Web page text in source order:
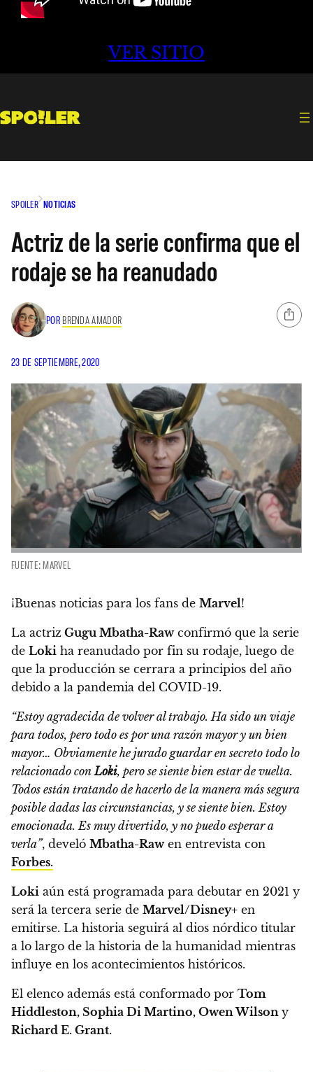
VER SITIO
SPOILER NOTICIAS
Actriz de la serie confirma que el
rodaje se ha reanudado
POR BRENDA AMADOR
23 DE SEPTIEMBRE, 2020
FUENTE: MARVEL
¡Buenas noticias para los fans de Marvel!
La actriz Gugu Mbatha-Rawconfirmó que la serie
de Loki ha reanudado por fin su rodaje, luego de
que la producción se cerrara a principios del año
debido a la pandemia del COVID-19.
“Estoy agradecida de volver al trabajo. Ha sido un viaje
para todos, pero todo es por una razón mayor y un bien
mayor… Obviamente he jurado guardar en secreto todo lo
relacionado con Loki, pero se siente bien estar de vuelta.
Todos están tratando de hacerlo de la manera más segura
posible dadas las circunstancias, y se siente bien. Estoy
emocionada. Es muy divertido, y no puedo esperar a
verla”, develó Mbatha-Rawen entrevista con
Forbes.
Loki aún está programada para debutar en 2021 y
será la tercera serie de Marvel/Disney+ en
emitirse. La historia seguirá al dios nórdico titular
a lo largo de la historia de la humanidad mientras
influye en los acontecimientos históricos.
El elenco además está conformado por Tom
Hiddleston, Sophia Di Martino, Owen Wilson y
Richard E. Grant.